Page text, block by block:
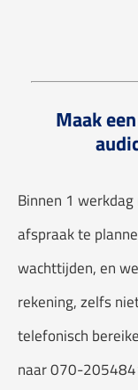
Maak
Binnen 1
afspraak te
wachttijden, en
rekening, zelfs
telefonisch
naar 070-